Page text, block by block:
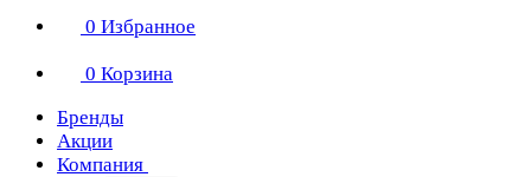
0 Избранное
0 Корзина
Бренды
Акции
Компания